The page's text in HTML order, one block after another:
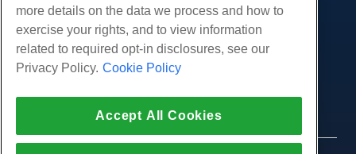
转销商托管
白标经销商
管理Linux VPS
非托管Linux VPS
管理Windows. VPS
非托管Windows VPS
云服务器
社区
产品资料
公司
关于我们
按
在线聊天
more details on the data we process and how to
exercise your rights, and to view information
related to required opt-in disclosures, see our
Privacy Policy. Cookie Policy
Accept All Cookies